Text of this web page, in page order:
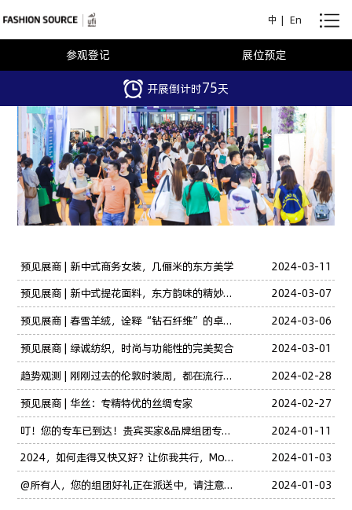
中 | En
参观登记 展位预定
开展倒计时75天
预见展商 | 新中式商务女装，几俪米的东方美学
2024-03-11
预见展商 | 新中式提花面料，东方韵味的精妙细节
2024-03-07
预见展商 | 春雪羊绒，诠释“钻石纤维”的卓越品质
2024-03-06
预见展商 | 绿诚纺织，时尚与功能性的完美契合
2024-03-01
趋势观测 | 刚刚过去的伦敦时装周，都在流行哪些颜色？
2024-02-28
预见展商 | 华丝：专精特优的丝绸专家
2024-02-27
叮！您的专车已到达！贵宾买家&品牌组团专属服务上线
2024-01-11
2024，如何走得又快又好？让你我共行，Moving Together！
2024-01-03
@所有人，您的组团好礼正在派送中，请注意查收！
2024-01-03